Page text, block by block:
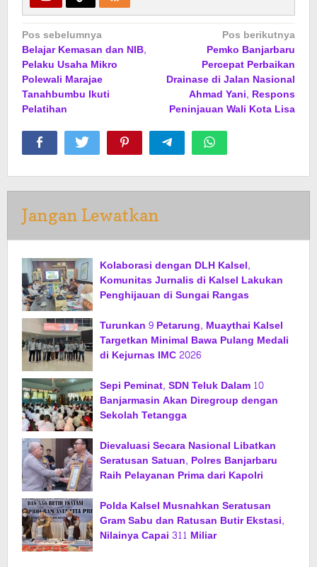
Navigasi
pos
Pos sebelumnya
Belajar Kemasan dan NIB,
Pelaku Usaha Mikro
Polewali Marajae
Tanahbumbu Ikuti
Pelatihan
Pos berikutnya
Pemko Banjarbaru
Percepat Perbaikan
Drainase di Jalan Nasional
Ahmad Yani, Respons
Peninjauan Wali Kota Lisa
Jangan Lewatkan
Kolaborasi dengan DLH Kalsel,
Komunitas Jurnalis di Kalsel Lakukan
Penghijauan di Sungai Rangas
Turunkan 9 Petarung, Muaythai Kalsel
Targetkan Minimal Bawa Pulang Medali
di Kejurnas IMC 2026
Sepi Peminat, SDN Teluk Dalam 10
Banjarmasin Akan Diregroup dengan
Sekolah Tetangga
Dievaluasi Secara Nasional Libatkan
Seratusan Satuan, Polres Banjarbaru
Raih Pelayanan Prima dari Kapolri
Polda Kalsel Musnahkan Seratusan
Gram Sabu dan Ratusan Butir Ekstasi,
Nilainya Capai 311 Miliar